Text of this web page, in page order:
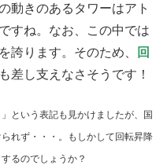
動きのあるタワーはアト
すね。なお、この中では
誇ります。そのため、
回
差し支えなさそうです！
という表記も見かけましたが、国
れず・・・。もしかして回転昇降
るのでしょうか？